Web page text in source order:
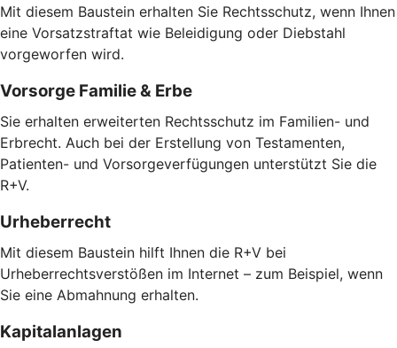
Mit diesem Baustein erhalten Sie Rechtsschutz, wenn Ihnen
eine Vorsatzstraftat wie Beleidigung oder Diebstahl
vorgeworfen wird.
Vorsorge Familie & Erbe
Sie erhalten erweiterten Rechtsschutz im Familien- und
Erbrecht. Auch bei der Erstellung von Testamenten,
Patienten- und Vorsorgeverfügungen unterstützt Sie die
R+V.
Urheberrecht
Mit diesem Baustein hilft Ihnen die R+V bei
Urheberrechtsverstößen im Internet – zum Beispiel, wenn
Sie eine Abmahnung erhalten.
Kapitalanlagen